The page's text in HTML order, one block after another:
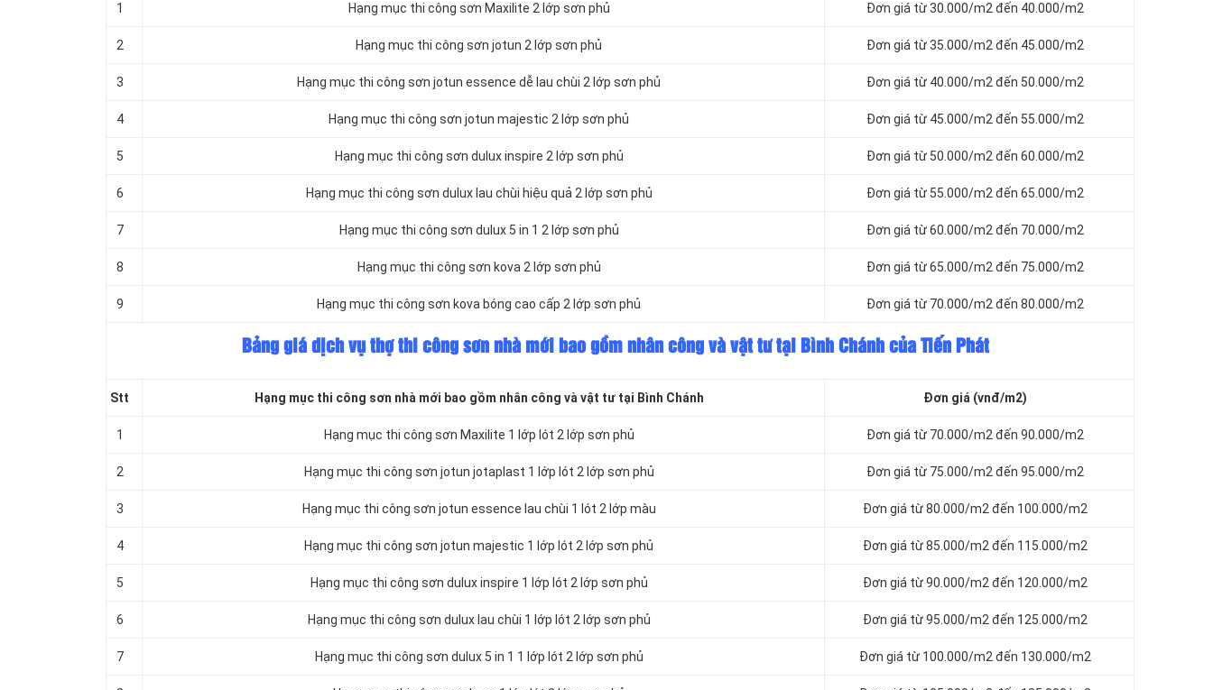
1 Hạng mục thi công sơn Maxilite 2 lớp sơn phủ Đơn giá từ 30.000/m2 đến 40.000/m2
2 Hạng mục thi công sơn jotun 2 lớp sơn phủ Đơn giá từ 35.000/m2 đến 45.000/m2
3 Hạng mục thi công sơn jotun essence dễ lau chùi 2 lớp sơn phủ Đơn giá từ 40.000/m2 đến 50.000/m2
4 Hạng mục thi công sơn jotun majestic 2 lớp sơn phủ Đơn giá từ 45.000/m2 đến 55.000/m2
5 Hạng mục thi công sơn dulux inspire 2 lớp sơn phủ Đơn giá từ 50.000/m2 đến 60.000/m2
6 Hạng mục thi công sơn dulux lau chùi hiệu quả 2 lớp sơn phủ Đơn giá từ 55.000/m2 đến 65.000/m2
7 Hạng mục thi công sơn dulux 5 in 1 2 lớp sơn phủ Đơn giá từ 60.000/m2 đến 70.000/m2
8 Hạng mục thi công sơn kova 2 lớp sơn phủ Đơn giá từ 65.000/m2 đến 75.000/m2
9 Hạng mục thi công sơn kova bóng cao cấp 2 lớp sơn phủ Đơn giá từ 70.000/m2 đến 80.000/m2
Bảng giá dịch vụ thợ thi công sơn nhà mới bao gồm nhân công và vật tư tại Bình Chánh của Tiến Phát
Stt Hạng mục thi công sơn nhà mới bao gồm nhân công và vật tư tại Bình Chánh Đơn giá (vnđ/m2)
1 Hạng mục thi công sơn Maxilite 1 lớp lót 2 lớp sơn phủ Đơn giá từ 70.000/m2 đến 90.000/m2
2 Hạng mục thi công sơn jotun jotaplast 1 lớp lót 2 lớp sơn phủ Đơn giá từ 75.000/m2 đến 95.000/m2
3 Hạng mục thi công sơn jotun essence lau chùi 1 lót 2 lớp màu Đơn giá từ 80.000/m2 đến 100.000/m2
4 Hạng mục thi công sơn jotun majestic 1 lớp lót 2 lớp sơn phủ Đơn giá từ 85.000/m2 đến 115.000/m2
5 Hạng mục thi công sơn dulux inspire 1 lớp lót 2 lớp sơn phủ Đơn giá từ 90.000/m2 đến 120.000/m2
6 Hạng mục thi công sơn dulux lau chùi 1 lớp lót 2 lớp sơn phủ Đơn giá từ 95.000/m2 đến 125.000/m2
7 Hạng mục thi công sơn dulux 5 in 1 1 lớp lót 2 lớp sơn phủ Đơn giá từ 100.000/m2 đến 130.000/m2